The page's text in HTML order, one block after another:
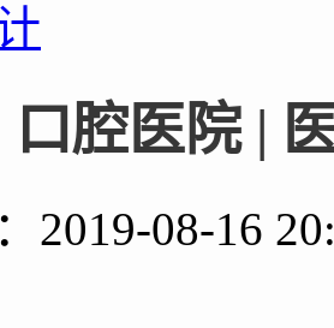
口腔医院 |
2019-08-16